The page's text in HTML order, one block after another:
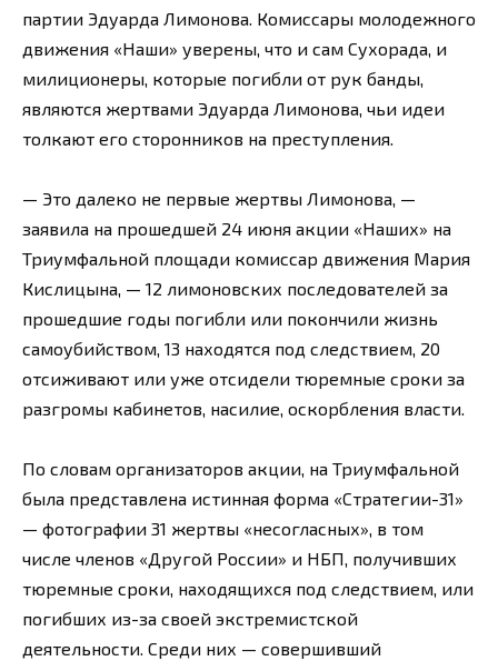
партии Эдуарда Лимонова. Комиссары молодежного
движения «Наши» уверены, что и сам Сухорада, и
милиционеры, которые погибли от рук банды,
являются жертвами Эдуарда Лимонова, чьи идеи
толкают его сторонников на преступления.
— Это далеко не первые жертвы Лимонова, —
заявила на прошедшей 24 июня акции «Наших» на
Триумфальной площади комиссар движения Мария
Кислицына, — 12 лимоновских последователей за
прошедшие годы погибли или покончили жизнь
самоубийством, 13 находятся под следствием, 20
отсиживают или уже отсидели тюремные сроки за
разгромы кабинетов, насилие, оскорбления власти.
По словам организаторов акции, на Триумфальной
была представлена истинная форма «Стратегии-31»
— фотографии 31 жертвы «несогласных», в том
числе членов «Другой России» и НБП, получивших
тюремные сроки, находящихся под следствием, или
погибших из-за своей экстремистской
деятельности. Среди них — совершивший